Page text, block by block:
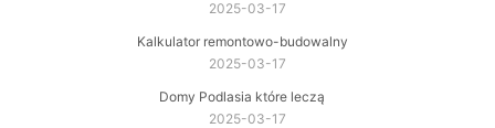
2025-03-17
Kalkulator remontowo-budowalny
2025-03-17
Domy Podlasia które leczą
2025-03-17